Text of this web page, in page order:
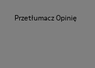
Przetłumacz Opinię